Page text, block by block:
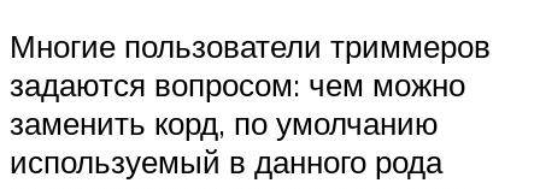
Многие пользователи триммеров
задаются вопросом: чем можно
заменить корд, по умолчанию
используемый в данного рода